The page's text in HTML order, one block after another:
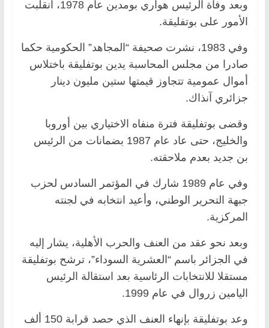
وبعد وفاة الرئيس هواري بومدين عام 1978، انقلبت
الأمور على بوتفليقة.
وفي 1983، نشرت صحيفة “المجاهد” الحكومية حكما
صادرا من مجلس المحاسبة يدين بوتفليقة باختلاس
أموال عمومية تتجاوز قيمتها ستين مليون دينار
جزائري آنذاك.
وقضى بوتفليقة فترة منفاه الاختياري بين أوروبا
والخليج، حتى عاد عام 1987 بضمانات من الرئيس
بن جديد بعدم ملاحقته.
وفي عام 1989 شارك في المؤتمر السادس لحزب
جبهة التحرير الوطني، وأعيد انتخابه في لجنته
المركزية.
وبعد نحو عقد من العنف والحرب الأهلية، يشار إليه
في الجزائر باسم “العشرية السوداء”، ترشح بوتفليقة
مستقلا للانتخابات الرئاسية بعد استقالة الرئيس
اليامين زروال في عام 1999.
وعد بوتفليقة بإنهاء العنف الذي حصد قرابة 150 ألف